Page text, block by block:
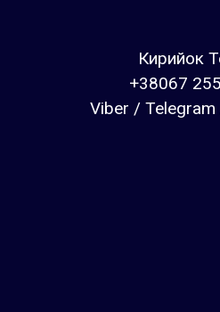
Кирийок
+38067
Viber /